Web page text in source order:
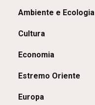
Ambiente e Ecologia
Cultura
Economia
Estremo Oriente
Europa